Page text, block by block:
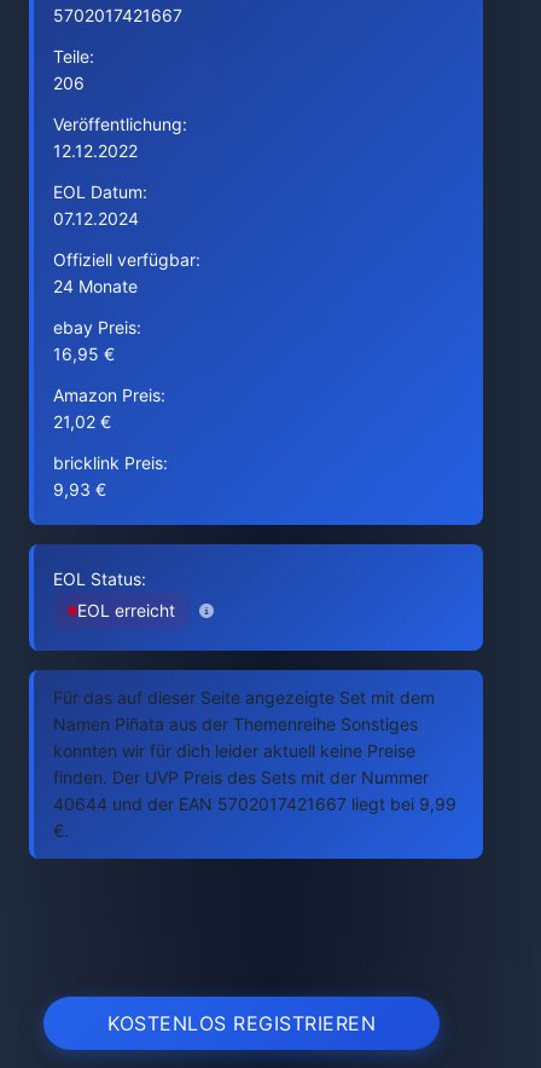
5702017421667
Teile:
206
Veröffentlichung:
12.12.2022
EOL Datum:
07.12.2024
Offiziell verfügbar:
24 Monate
ebay Preis:
16,95 €
Amazon Preis:
21,02 €
bricklink Preis:
9,93 €
EOL Status:
EOL erreicht
Für das auf dieser Seite angezeigte Set mit dem
Namen Piñata aus der Themenreihe Sonstiges
konnten wir für dich leider aktuell keine Preise
finden. Der UVP Preis des Sets mit der Nummer
40644 und der EAN 5702017421667 liegt bei 9,99
€.
KOSTENLOS REGISTRIEREN